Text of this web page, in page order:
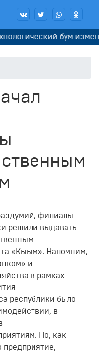
бум
филиалы
решили выдавать
«Кыым». Напомним,
и
в рамках
республики было
в
Но, как
предприятие,